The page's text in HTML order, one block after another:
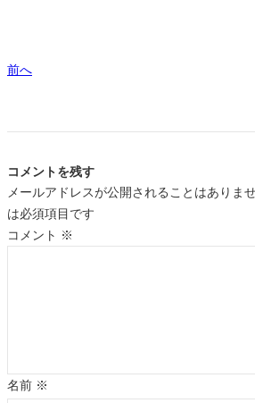
前へ
コメントを残す
メールアドレスが公開されることはありませ
は必須項目です
コメント ※
名前 ※